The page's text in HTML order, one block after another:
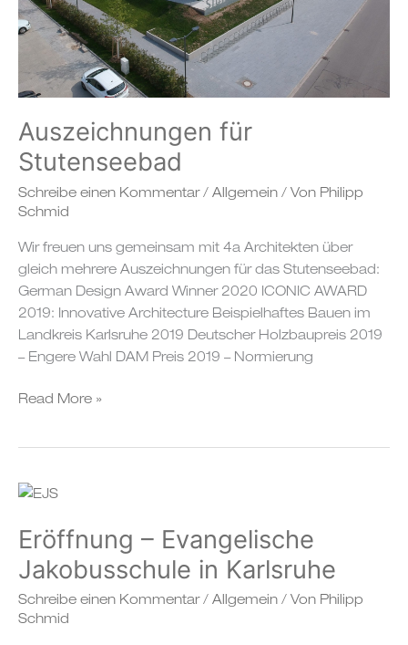
Auszeichnungen für
Stutenseebad
Schreibe einen Kommentar / Allgemein / Von Philipp
Schmid
Wir freuen uns gemeinsam mit 4a Architekten über
gleich mehrere Auszeichnungen für das Stutenseebad:
German Design Award Winner 2020 ICONIC AWARD
2019: Innovative Architecture Beispielhaftes Bauen im
Landkreis Karlsruhe 2019 Deutscher Holzbaupreis 2019
– Engere Wahl DAM Preis 2019 – Normierung
Read More »
Eröffnung – Evangelische
Jakobusschule in Karlsruhe
Schreibe einen Kommentar / Allgemein / Von Philipp
Schmid
Eröffnung
Evangelische
Jakobusschule
in
Karlsruhe